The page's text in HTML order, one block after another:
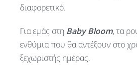
διαφορετικό.
Για εμάς στη Baby Bloom, τα
ενθύμια που θα αντέξουν στο
ξεχωριστής ημέρας.